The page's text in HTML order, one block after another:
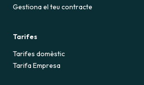
d'abonar el consum corresponent als
i, si escau, a la reposició de la
Gestiona el teu contracte
Tarifes
Tarifes domèstic
Tarifa Empresa